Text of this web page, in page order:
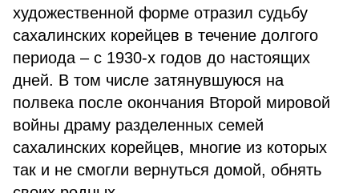
художественной форме отразил судьбу
сахалинских корейцев в течение долгого
периода – с 1930-х годов до настоящих
дней. В том числе затянувшуюся на
полвека после окончания Второй мировой
войны драму разделенных семей
сахалинских корейцев, многие из которых
так и не смогли вернуться домой, обнять